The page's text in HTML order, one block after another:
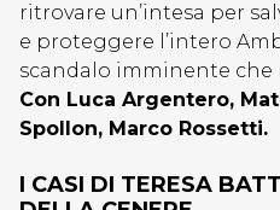
ritrovare un’intesa per
e proteggere l’intero
scandalo imminente che
Con Luca Argentero,
Spollon, Marco Rossetti.
I CASI DI TERESA